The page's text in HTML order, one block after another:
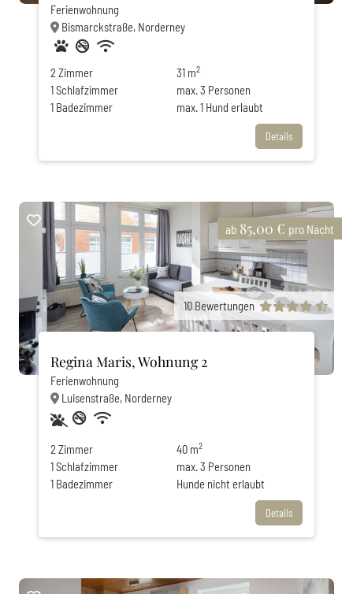
Ferienwohnung
Bismarckstraße, Norderney
Haustiere erlaubt
Nichtraucher
Privatparkplatz
WLAN
2 Zimmer
1Schlafzimmer
1 Badezimmer
31 m2
max. 3 Personen
max. 1 Hund erlaubt
Details
ab 85,00 € pro Nacht
10 Bewertungen
Regina Maris, Wohnung 2
Ferienwohnung
Luisenstraße, Norderney
Haustiere erlaubt
Nichtraucher
Privatparkplatz
WLAN
2 Zimmer
1Schlafzimmer
1 Badezimmer
40 m2
max. 3 Personen
Hunde nicht erlaubt
Details